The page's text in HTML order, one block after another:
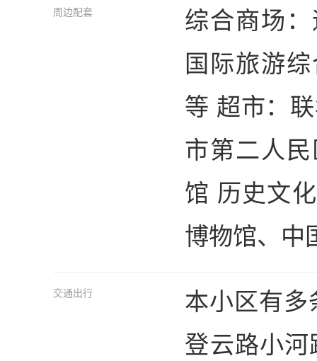
周边配套
综合商场
国际旅游
等 超市：
市第二人
馆 历史文
博物馆、中
交通出行
本小区有多
登云路小